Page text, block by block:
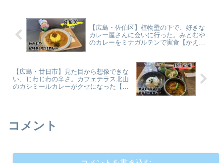
【広島・佐伯区】植物壁の下で、好きな
カレー屋さんに会いに行った。みとむや
のカレーをミナガルテンで実食【かえる
【広島・廿日市】見た目から想像できな
い、じわじわの辛さ。カフェテラス北山
のカシミールカレーがクセになった【か
コメント